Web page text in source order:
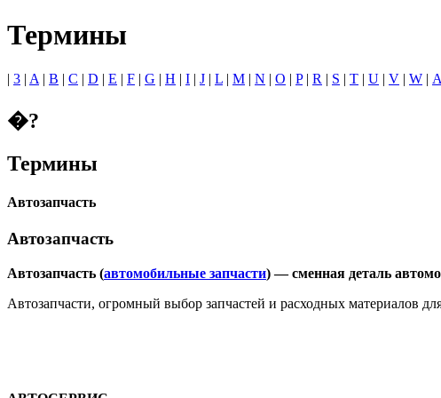
Термины
| 3 | A | B | C | D | E | F | G | H | I | J | L | M | N | O | P| R | S | T | U | V | W | А
�?
Термины
Автозапчасть
Автозапчасть
Автозапчасть (автомобильные запчасти) — сменная деталь
Автозапчасти, огромный выбор запчастей и расходных материалов